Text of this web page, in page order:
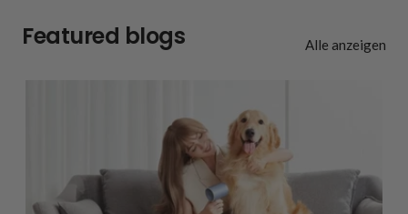
Featured blogs Alle anzeigen